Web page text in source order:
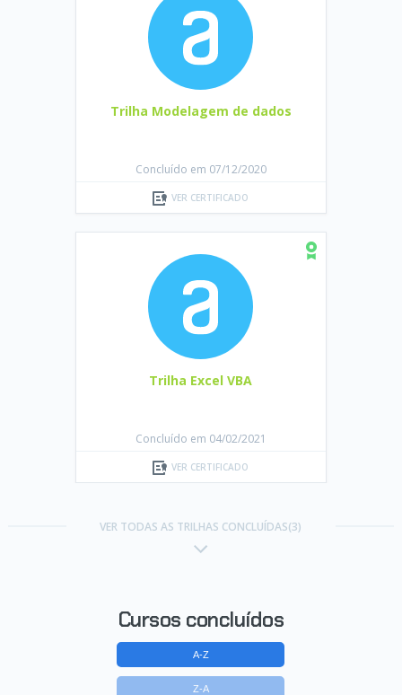
Trilha Modelagem de dados
Concluído em 07/12/2020
VER CERTIFICADO
Trilha Excel VBA
Concluído em 04/02/2021
VER CERTIFICADO
VER TODAS AS TRILHAS CONCLUÍDAS(3)
Cursos concluídos
A-Z
Z-A